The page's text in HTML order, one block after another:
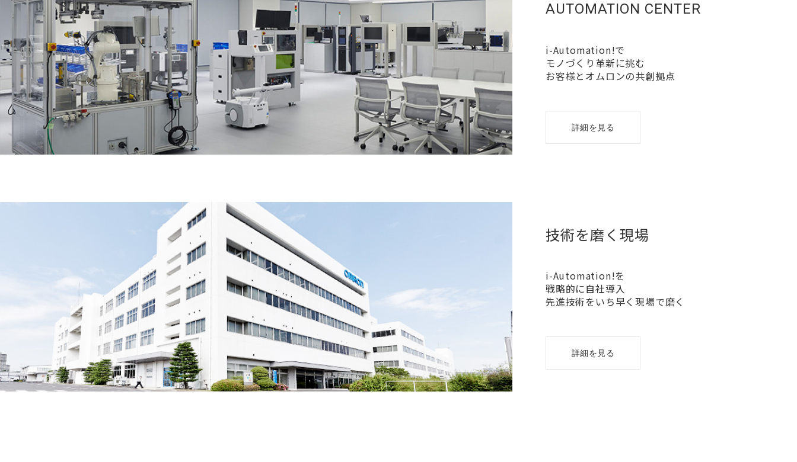
AUTOMATION CENTER
i-Automation!で
モノづくり革新に挑む
お客様とオムロンの共創拠点
詳細を見る
技術を磨く現場
i-Automation!を
戦略的に自社導入
先進技術をいち早く現場で磨く
詳細を見る